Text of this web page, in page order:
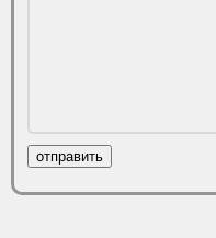
отправить